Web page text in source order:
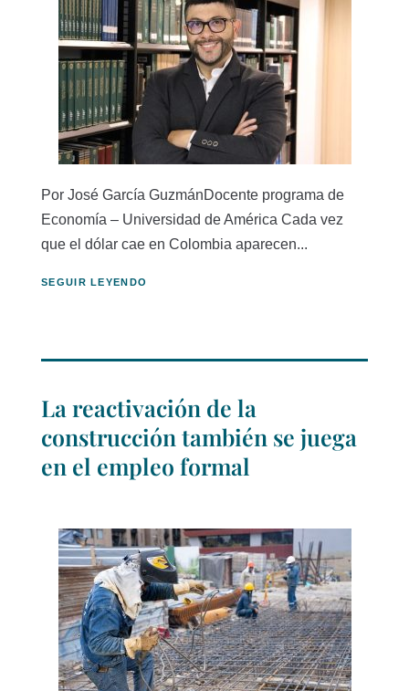
Por José García GuzmánDocente programa de
Economía – Universidad de América Cada vez
que el dólar cae en Colombia aparecen...
SEGUIR LEYENDO
La reactivación de la
construcción también se juega
en el empleo formal